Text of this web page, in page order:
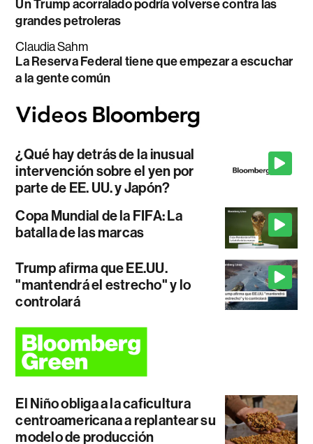
Un Trump acorralado podría volverse contra las
grandes petroleras
Claudia Sahm
La Reserva Federal tiene que empezar a escuchar
a la gente común
¿Qué hay detrás de la inusual
intervención sobre el yen por
parte de EE. UU. y Japón?
Copa Mundial de la FIFA: La
batalla de las marcas
Trump afirma que EE.UU.
"mantendrá el estrecho" y lo
controlará
El Niño obliga a la caficultura
centroamericana a replantear su
modelo de producción